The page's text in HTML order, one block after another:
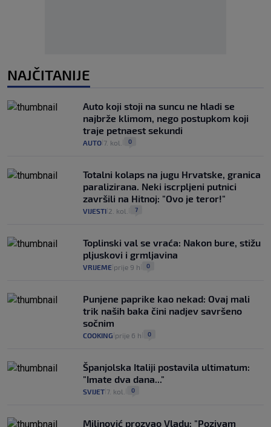
NAJČITANIJE
Auto koji stoji na suncu ne hladi se
najbrže klimom, nego postupkom koji
traje petnaest sekundi
AUTO 7. kol. 0
Totalni kolaps na jugu Hrvatske, granica
paralizirana. Neki iscrpljeni putnici
završili na Hitnoj: "Ovo je teror!"
VIJESTI 2. kol. 7
Toplinski val se vraća: Nakon bure, stižu
pljuskovi i grmljavina
VRIJEME prije 9 h 0
Punjene paprike kao nekad: Ovaj mali
trik naših baka čini nadjev savršeno
sočnim
COOKING prije 6 h 0
Španjolska Italiji postavila ultimatum:
"Imate dva dana..."
SVIJET 7. kol. 0
Milinović prozvao Vladu: "Pozivam